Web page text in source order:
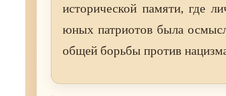
исторической памяти, где
юных патриотов была
общей борьбы против